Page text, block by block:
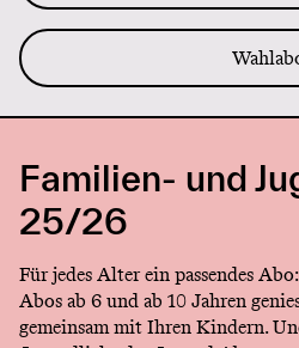
Familien- und
25/26
Für jedes Alter ein passendes
Abos ab 6 und ab 10 Jahren
gemeinsam mit Ihren Kindern.